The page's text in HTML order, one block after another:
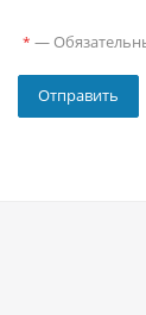
* —